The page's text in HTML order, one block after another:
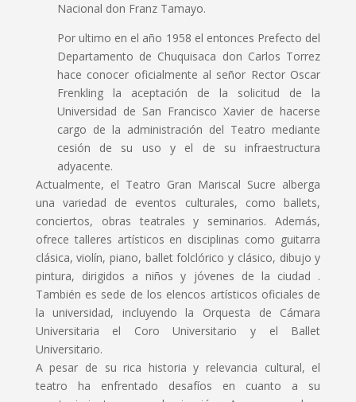
Nacional don Franz Tamayo.
Por ultimo en el año 1958 el entonces Prefecto del
Departamento de Chuquisaca don Carlos Torrez
hace conocer oficialmente al señor Rector Oscar
Frenkling la aceptación de la solicitud de la
Universidad de San Francisco Xavier de hacerse
cargo de la administración del Teatro mediante
cesión de su uso y el de su infraestructura
adyacente.
Actualmente, el Teatro Gran Mariscal Sucre alberga
una variedad de eventos culturales, como ballets,
conciertos, obras teatrales y seminarios. Además,
ofrece talleres artísticos en disciplinas como guitarra
clásica, violín, piano, ballet folclórico y clásico, dibujo y
pintura, dirigidos a niños y jóvenes de la ciudad .
También es sede de los elencos artísticos oficiales de
la universidad, incluyendo la Orquesta de Cámara
Universitaria el Coro Universitario y el Ballet
Universitario.
A pesar de su rica historia y relevancia cultural, el
teatro ha enfrentado desafíos en cuanto a su